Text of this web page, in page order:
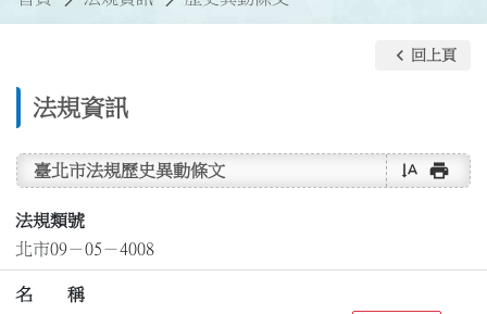
法規資訊
keyboard_arrow_left 回上頁
臺北市法規歷史異動條文 text_rotate_vertical print
法規類號
北市09－05－4008
名 稱